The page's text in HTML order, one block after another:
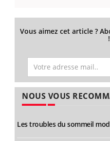
Vous aimez cet article ?
!
NOUS VOUS
Les troubles du sommeil